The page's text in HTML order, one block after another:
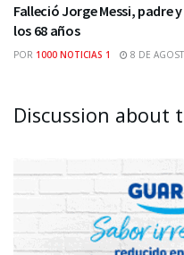
Falleció Jorge Messi, padre
los 68 años
POR 1000 NOTICIAS 1 8 DE
Discussion about